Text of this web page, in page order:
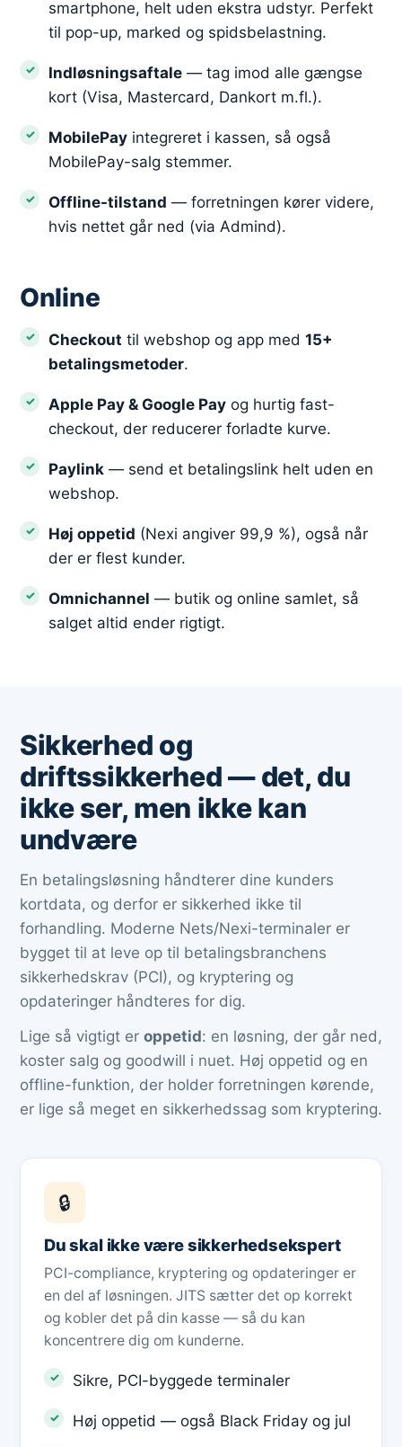
smartphone, helt uden ekstra udstyr. Perfekt
til pop-up, marked og spidsbelastning.
Indløsningsaftale — tag imod alle gængse
kort (Visa, Mastercard, Dankort m.fl.).
MobilePay integreret i kassen, så også
MobilePay-salg stemmer.
Offline-tilstand — forretningen kører videre,
hvis nettet går ned (via Admind).
Online
Checkout til webshop og app med 15+
betalingsmetoder.
Apple Pay & Google Pay og hurtig fast-
checkout, der reducerer forladte kurve.
Paylink — send et betalingslink helt uden en
webshop.
Høj oppetid (Nexi angiver 99,9 %), også når
der er flest kunder.
Omnichannel — butik og online samlet, så
salget altid ender rigtigt.
Sikkerhed og
driftssikkerhed — det, du
ikke ser, men ikke kan
undvære
En betalingsløsning håndterer dine kunders
kortdata, og derfor er sikkerhed ikke til
forhandling. Moderne Nets/Nexi-terminaler er
bygget til at leve op til betalingsbranchens
sikkerhedskrav (PCI), og kryptering og
opdateringer håndteres for dig.
Lige så vigtigt er oppetid: en løsning, der går ned,
koster salg og goodwill i nuet. Høj oppetid og en
offline-funktion, der holder forretningen kørende,
er lige så meget en sikkerhedssag som kryptering.
🔒
Du skal ikke være sikkerhedsekspert
PCI-compliance, kryptering og opdateringer er
en del af løsningen. JITS sætter det op korrekt
og kobler det på din kasse — så du kan
koncentrere dig om kunderne.
Sikre, PCI-byggede terminaler
Høj oppetid — også Black Friday og jul